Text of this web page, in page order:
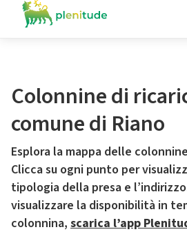
Colonnine di
comune di Riano
Esplora la mappa delle
Clicca su ogni punto per
tipologia della presa e
visualizzare la disponibilità in
colonnina, scarica l’app